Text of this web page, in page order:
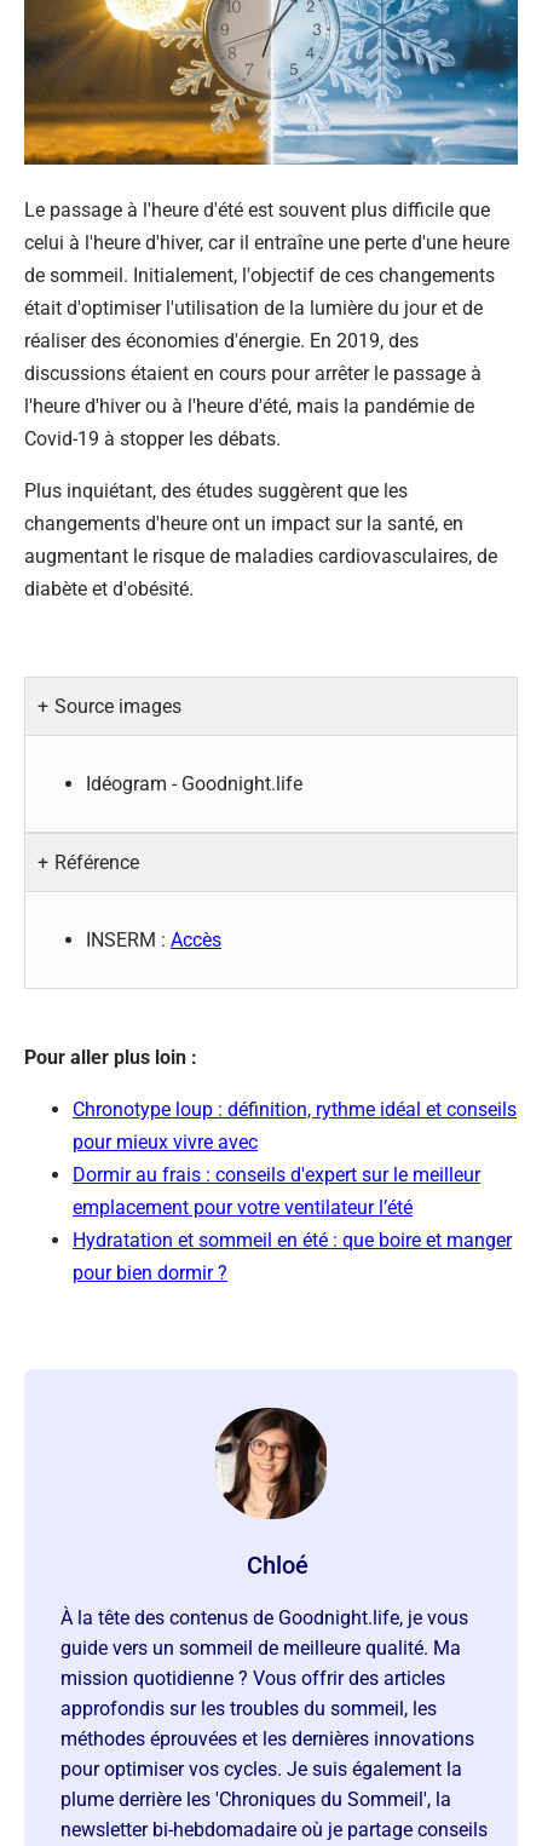
Le passage à l'heure d'été est souvent plus difficile que
celui à l'heure d'hiver, car il entraîne une perte d'une heure
de sommeil. Initialement, l'objectif de ces changements
était d'optimiser l'utilisation de la lumière du jour et de
réaliser des économies d'énergie. En 2019, des
discussions étaient en cours pour arrêter le passage à
l'heure d'hiver ou à l'heure d'été, mais la pandémie de
Covid-19 à stopper les débats.
Plus inquiétant, des études suggèrent que les
changements d'heure ont un impact sur la santé, en
augmentant le risque de maladies cardiovasculaires, de
diabète et d'obésité.
Source images
Idéogram - Goodnight.life
Référence
INSERM : Accès
Pour aller plus loin :
Chronotype loup : définition, rythme idéal et conseils
pour mieux vivre avec
Dormir au frais : conseils d'expert sur le meilleur
emplacement pour votre ventilateur l’été
Hydratation et sommeil en été : que boire et manger
pour bien dormir ?
Chloé
À la tête des contenus de Goodnight.life, je vous
guide vers un sommeil de meilleure qualité. Ma
mission quotidienne ? Vous offrir des articles
approfondis sur les troubles du sommeil, les
méthodes éprouvées et les dernières innovations
pour optimiser vos cycles. Je suis également la
plume derrière les 'Chroniques du Sommeil', la
newsletter bi-hebdomadaire où je partage conseils